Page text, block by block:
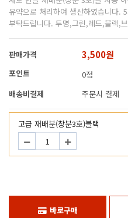
유약으로 처리하여 생산하였습니다.
부탁드립니다. 투명,그린,레드,블랙,
판매가격 3,500원
포인트
0점
배송비결제
주문시 결제
고급 재배분(창분3호)블랙
바로구매